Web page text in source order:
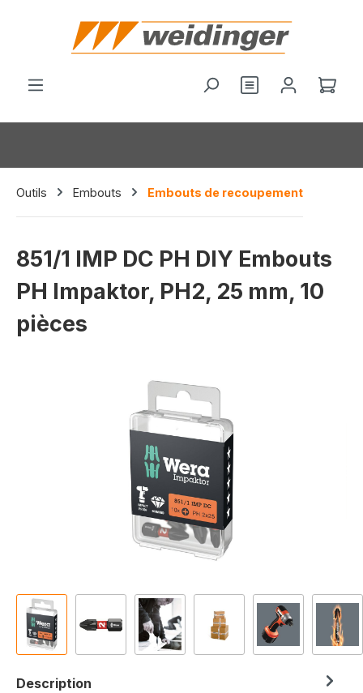
principal
Vous avez 0Le
Outils Embouts Embouts de recoupement
851/1 IMP DC PH DIY Embouts
PH Impaktor, PH2, 25 mm, 10
pièces
Ignorer la galerie d'images
Description